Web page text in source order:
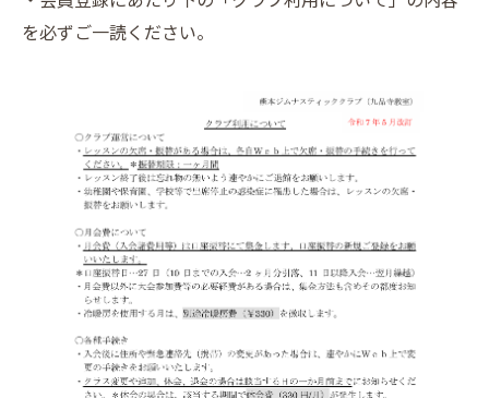
を必ずご一読ください。